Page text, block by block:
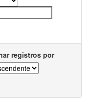
registros por